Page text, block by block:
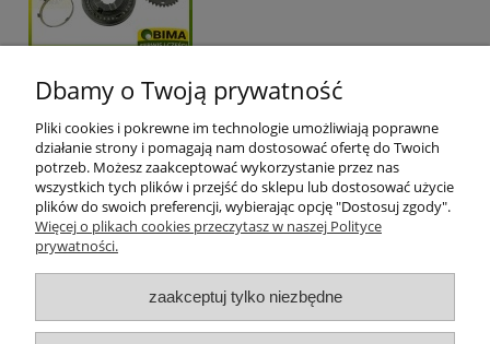
SYNCHRONIZATOR ŻÓŁW ZAJĄC MASSEY
FERGUSON 3790377M92 3790377M91
5 600,00 zł
Dbamy o Twoją prywatność
Pliki cookies i pokrewne im technologie umożliwiają poprawne
działanie strony i pomagają nam dostosować ofertę do Twoich
potrzeb. Możesz zaakceptować wykorzystanie przez nas
wszystkich tych plików i przejść do sklepu lub dostosować użycie
plików do swoich preferencji, wybierając opcję "Dostosuj zgody".
Więcej o plikach cookies przeczytasz w naszej Polityce
prywatności.
zaakceptuj tylko niezbędne